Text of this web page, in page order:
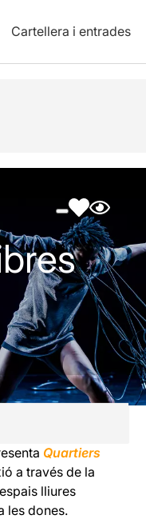
Cartellera i entrades
Fotos i vídeos
Quartiers
a través de la
lliures
les dones.